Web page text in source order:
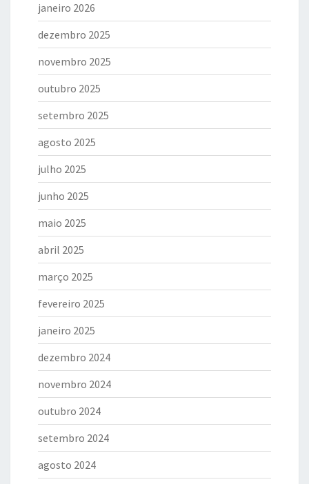
janeiro 2026
dezembro 2025
novembro 2025
outubro 2025
setembro 2025
agosto 2025
julho 2025
junho 2025
maio 2025
abril 2025
março 2025
fevereiro 2025
janeiro 2025
dezembro 2024
novembro 2024
outubro 2024
setembro 2024
agosto 2024